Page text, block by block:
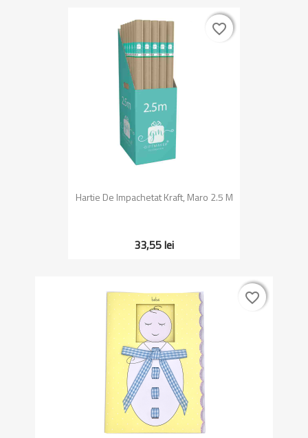
Hartie De Impachetat Kraft, Maro 2.5 M
33,55 lei
favorite_border
favorite_border
favorite_border
favorite_border